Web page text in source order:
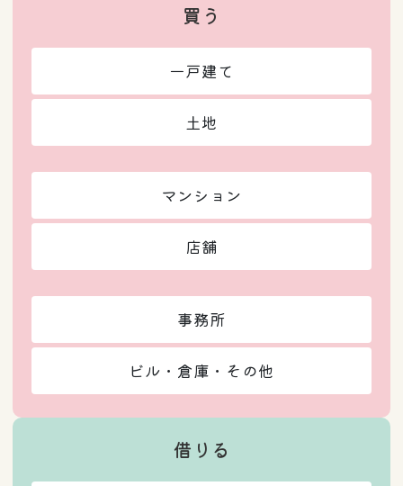
ー
送
り
買う
一戸建て
土地
マンション
店舗
事務所
ビル・倉庫・その他
借りる